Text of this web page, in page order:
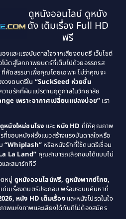
(134)
นังคลาสสิก(21)
นังคลาสสิก(25)
ตลก(46)
ตลก(515)
Age ก้าวพ้นวัย(1)
of-Age(3)
(1)
ชญากรรม(78)
1994
1992
1988
1986
1984
1982
1978
1975
1970
1968
1963
ดูหนังออนไลน์ ดูหนัง
ดัง เต็มเรื่อง Full HD
ฟรี
และแรงบันดาลใจจากเสียงดนตรี เว็บไซต์
น้ตสู่โลกภาพยนตร์ที่เต็มไปด้วยอรรถรส
ที่คัดสรรมาเพื่อคุณโดยเฉพาะ ไม่ว่าคุณจะ
วงดนตรีใน “SuckSeed ห่วยขั้น
ามรักที่ผันแปรตามฤดูกาลในวิทยาลัย
เพราะอากาศเปลี่ยนแปลงบ่อย” เรา
หนังใหม่ชนโรง และ หนัง HD ที่ให้คุณภาพ
ที่ชอบหนังฝรั่งแนวสร้างแรงบันดาลใจหรือ
“Whiplash” หรือหนังรักที่ใช้ดนตรีเชื่อม
La Land” คุณสามารถเลือกชมได้แบบไม่
ละสมาร์ททีวี
หมู่ ดูหนังออนไลน์ฟรี, ดูหนังพากย์ไทย,
ด่นเรื่องดนตรีประกอบ พร้อมระบบค้นหาที่
หนัง HD เต็มเรื่องและหนังโปรดในใจ
พแห่งภาพและเสียงได้ทันทีไม่ต้องสมัคร